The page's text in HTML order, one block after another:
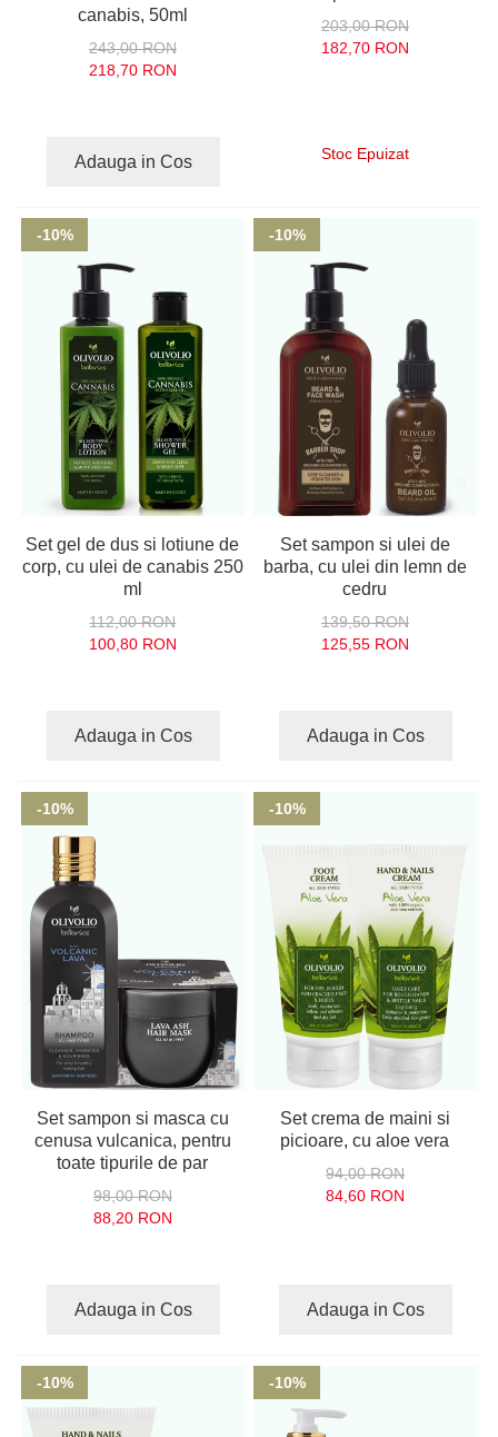
canabis, 50ml
243,00 RON
218,70 RON
Adauga in Cos
203,00 RON
182,70 RON
Stoc Epuizat
-10%
Set gel de dus si lotiune de
corp, cu ulei de canabis 250
ml
112,00 RON
100,80 RON
Adauga in Cos
-10%
Set sampon si ulei de
barba, cu ulei din lemn de
cedru
139,50 RON
125,55 RON
Adauga in Cos
-10%
Set sampon si masca cu
cenusa vulcanica, pentru
toate tipurile de par
98,00 RON
88,20 RON
Adauga in Cos
-10%
Set crema de maini si
picioare, cu aloe vera
94,00 RON
84,60 RON
Adauga in Cos
-10% -10%